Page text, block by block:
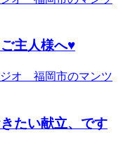
主人様へ♥
たい献立、です